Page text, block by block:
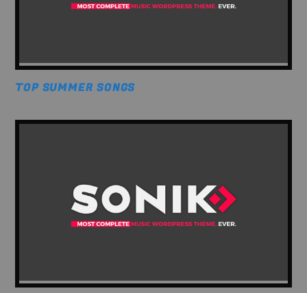
TOP SUMMER SONGS